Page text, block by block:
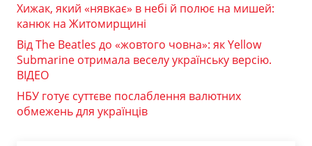
Хижак, який «нявкає» в небі й полює на мишей:
канюк на Житомирщині
Від The Beatles до «жовтого човна»: як Yellow
Submarine отримала веселу українську версію.
ВІДЕО
НБУ готує суттєве послаблення валютних
обмежень для українців